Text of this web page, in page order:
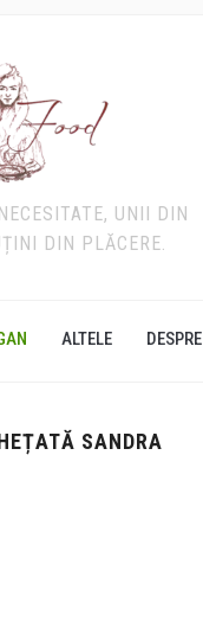
UNII DIN
DIN PLĂCERE.
ALTELE DESPRE
SANDRA